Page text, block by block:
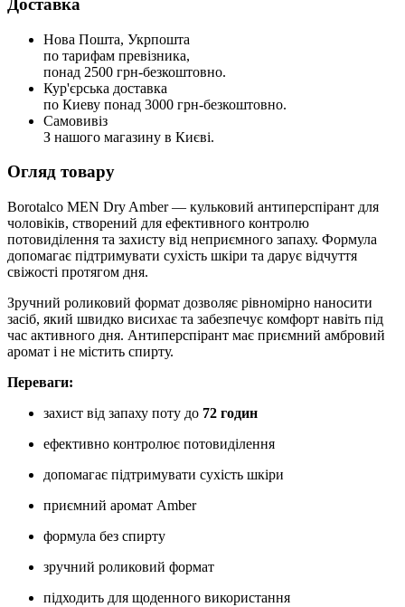
Доставка
Нова Пошта, Укрпошта
по тарифам превізника,
понад 2500 грн-безкоштовно.
Кур'єрська доставка
по Киеву понад 3000 грн-безкоштовно.
Самовивіз
З нашого магазину в Києві.
Огляд товару
Borotalco MEN Dry Amber — кульковий антиперспірант для
чоловіків, створений для ефективного контролю
потовиділення та захисту від неприємного запаху. Формула
допомагає підтримувати сухість шкіри та дарує відчуття
свіжості протягом дня.
Зручний роликовий формат дозволяє рівномірно наносити
засіб, який швидко висихає та забезпечує комфорт навіть під
час активного дня. Антиперспірант має приємний амбровий
аромат і не містить спирту.
Переваги:
захист від запаху поту до 72 годин
ефективно контролює потовиділення
допомагає підтримувати сухість шкіри
приємний аромат Amber
формула без спирту
зручний роликовий формат
підходить для щоденного використання